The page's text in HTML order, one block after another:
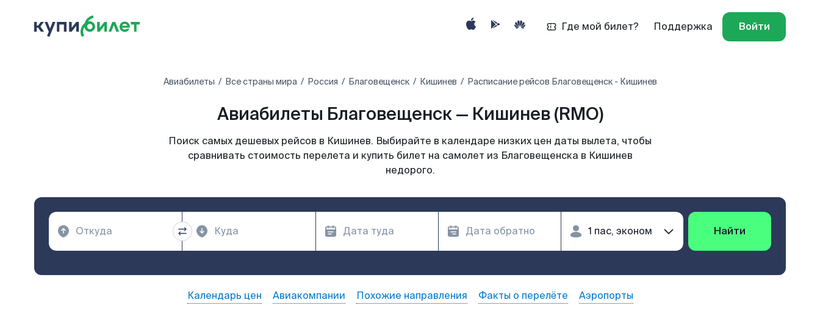
Где мой билет? Поддержка Войти
Авиабилеты Все страны мира Россия Благовещенск Кишинев Расписание рейсов Благовещенск - Кишинев
Авиабилеты Благовещенск — Кишинев (RMO)
Поиск самых дешевых рейсов в Кишинев. Выбирайте в календаре низких цен даты вылета, чтобы
сравнивать стоимость перелета и купить билет на самолет из Благовещенска в Кишинев
недорого.
Найти
Календарь цен Авиакомпании Похожие направления Факты о перелёте Аэропорты